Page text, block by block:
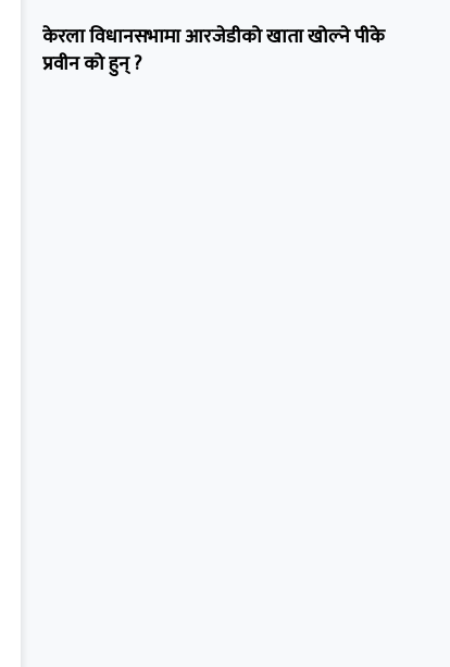
केरला विधानसभामा आरजेडीको खाता खोल्ने पीके
प्रवीन को हुन् ?